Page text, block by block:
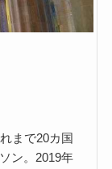
まで20カ国
ン。2019年